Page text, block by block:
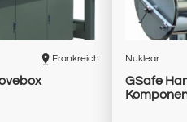
Frankreich Nuklear
GSafe